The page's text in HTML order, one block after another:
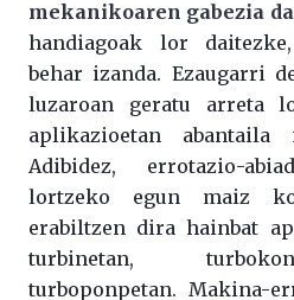
mekanikoaren gabezia da
handiagoak lor
behar izanda. Ezaugarri
luzaroan geratu arreta
aplikazioetan abantaila
Adibidez, errotazio-
lortzeko egun maiz
erabiltzen dira hainbat
turbinetan,
turboponpetan. Makina-